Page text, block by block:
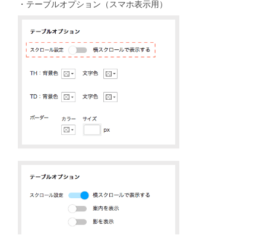
・テーブルオプション（スマホ表示用）